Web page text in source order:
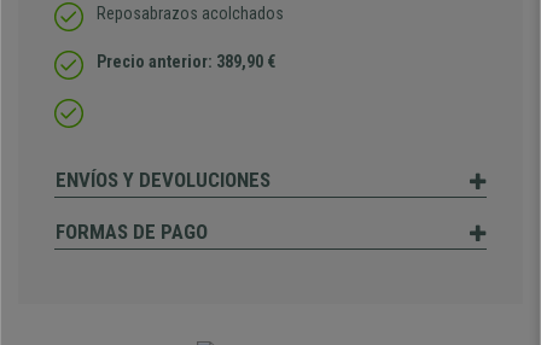
Reposabrazos acolchados
Precio anterior: 389,90 €
ENVÍOS Y DEVOLUCIONES
FORMAS DE PAGO